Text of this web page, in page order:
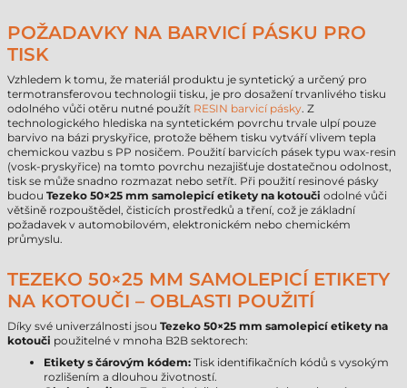
POŽADAVKY NA BARVICÍ PÁSKU PRO
TISK
Vzhledem k tomu, že materiál produktu je syntetický a určený pro
termotransferovou technologii tisku, je pro dosažení trvanlivého tisku
odolného vůči otěru nutné použít RESIN barvicí pásky. Z
technologického hlediska na syntetickém povrchu trvale ulpí pouze
barvivo na bázi pryskyřice, protože během tisku vytváří vlivem tepla
chemickou vazbu s PP nosičem. Použití barvicích pásek typu wax-resin
(vosk-pryskyřice) na tomto povrchu nezajišťuje dostatečnou odolnost,
tisk se může snadno rozmazat nebo setřít. Při použití resinové pásky
budou Tezeko 50×25 mm samolepicí etikety na kotouči odolné vůči
většině rozpouštědel, čisticích prostředků a tření, což je základní
požadavek v automobilovém, elektronickém nebo chemickém
průmyslu.
TEZEKO 50×25 MM SAMOLEPICÍ ETIKETY
NA KOTOUČI – OBLASTI POUŽITÍ
Díky své univerzálnosti jsou Tezeko 50×25 mm samolepicí etikety na
kotouči použitelné v mnoha B2B sektorech:
Etikety s čárovým kódem: Tisk identifikačních kódů s vysokým
rozlišením a dlouhou životností.